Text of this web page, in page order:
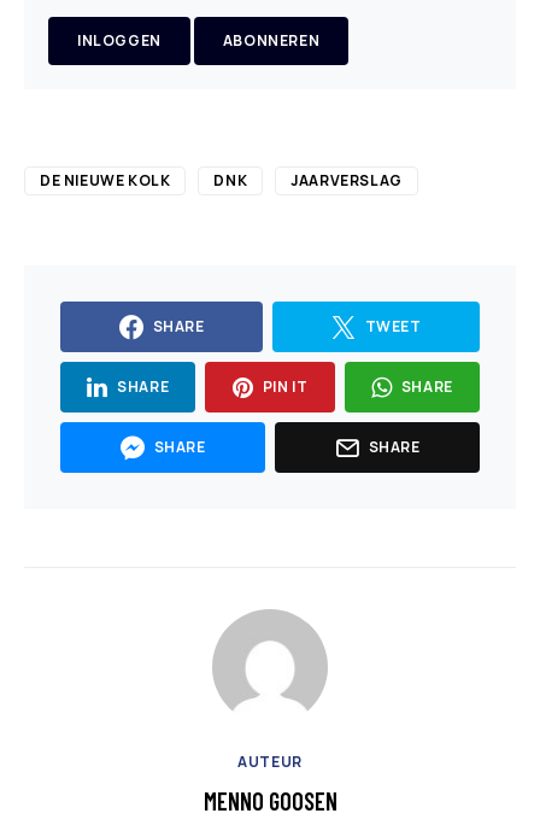
INLOGGEN ABONNEREN
DE NIEUWE KOLK DNK JAARVERSLAG
SHARE TWEET
SHARE PIN IT SHARE
SHARE SHARE
AUTEUR
MENNO GOOSEN